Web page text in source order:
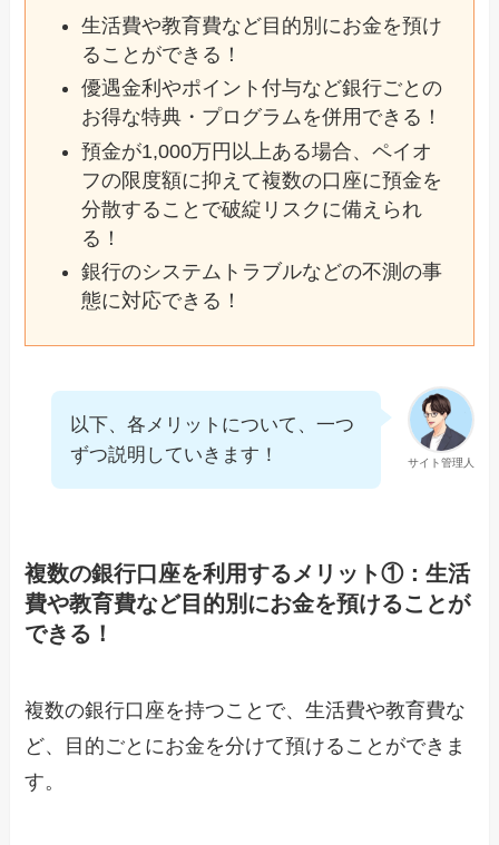
生活費や教育費など目的別にお金を預け
ることができる！
優遇金利やポイント付与など銀行ごとの
お得な特典・プログラムを併用できる！
預金が1,000万円以上ある場合、ペイオ
フの限度額に抑えて複数の口座に預金を
分散することで破綻リスクに備えられ
る！
銀行のシステムトラブルなどの不測の事
態に対応できる！
サイト管理人
以下、各メリットについて、一つ
ずつ説明していきます！
複数の銀行口座を利用するメリット①：生活
費や教育費など目的別にお金を預けることが
できる！
複数の銀行口座を持つことで、生活費や教育費な
ど、目的ごとにお金を分けて預けることができま
す。